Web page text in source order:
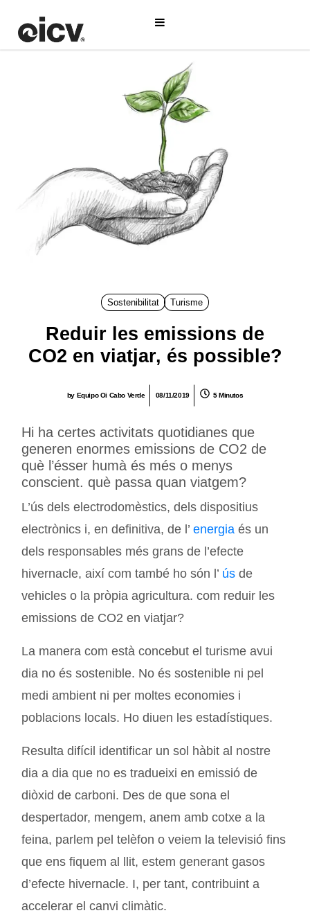
by Equipo Oi Cabo Verde 08/11/2019 5 Minutos
Sostenibilitat Turisme
Reduir les emissions de
CO2 en viatjar, és possible?
Hi ha certes activitats quotidianes que
generen enormes emissions de CO2 de
què l’ésser humà és més o menys
conscient. què passa quan viatgem?
L’ús dels electrodomèstics, dels dispositius
electrònics i, en definitiva, de l’energia és un
dels responsables més grans de l’efecte
hivernacle, així com també ho són l’ ús de
vehicles o la pròpia agricultura. com reduir les
emissions de CO2 en viatjar?
La manera com està concebut el turisme avui
dia no és sostenible. No és sostenible ni pel
medi ambient ni per moltes economies i
poblacions locals. Ho diuen les estadístiques.
Resulta difícil identificar un sol hàbit al nostre
dia a dia que no es tradueixi en emissió de
diòxid de carboni. Des de que sona el
despertador, mengem, anem amb cotxe a la
feina, parlem pel telèfon o veiem la televisió fins
que ens fiquem al llit, estem generant gasos
d’efecte hivernacle. I, per tant, contribuint a
accelerar el canvi climàtic.